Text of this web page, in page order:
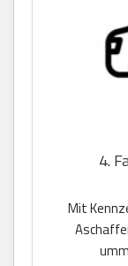
4.
Mit